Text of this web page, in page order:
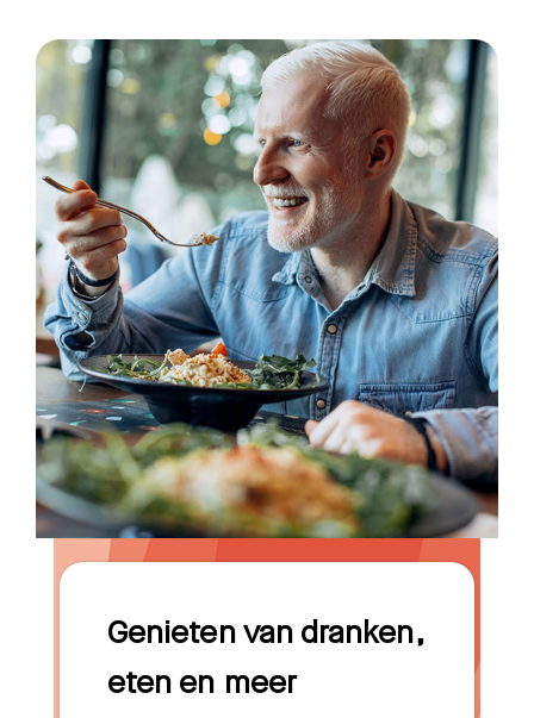
Genieten van dranken,
eten en meer